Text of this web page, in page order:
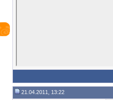
21.04.2011, 13:22